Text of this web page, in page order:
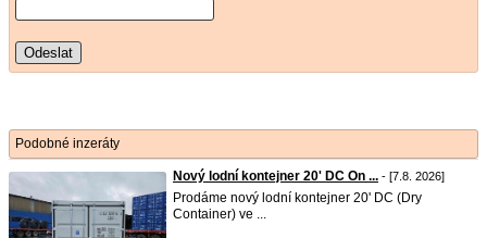
Odeslat
Podobné inzeráty
Nový lodní kontejner 20' DC On ... - [7.8. 2026]
Prodáme nový lodní kontejner 20' DC (Dry
Container) ve ...